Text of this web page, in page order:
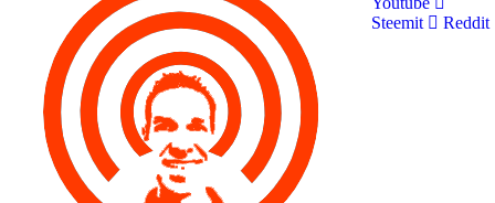
Steemit
Reddit